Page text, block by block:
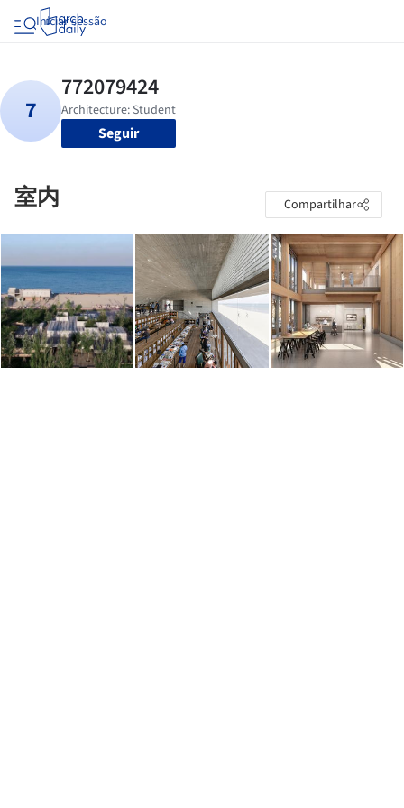
Iniciar sessão
Seguir
室内 Compartilhar